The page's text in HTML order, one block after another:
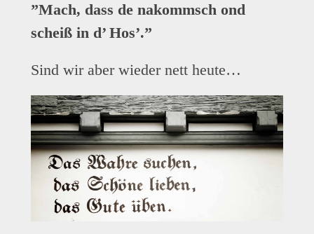
”Mach, dass de nakommsch ond
scheiß in d’ Hos’.”
Sind wir aber wieder nett heute…